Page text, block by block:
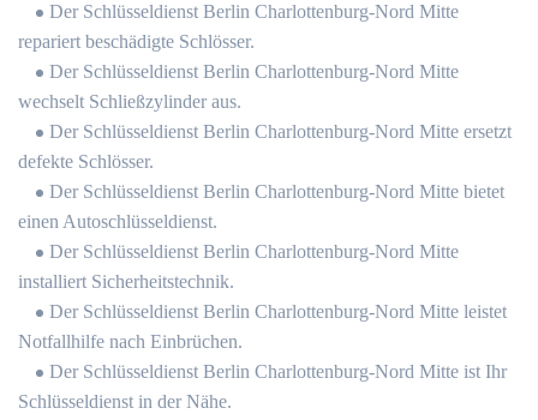
Der Schlüsseldienst Berlin Charlottenburg-Nord Mitte
repariert beschädigte Schlösser.
Der Schlüsseldienst Berlin Charlottenburg-Nord Mitte
wechselt Schließzylinder aus.
Der Schlüsseldienst Berlin Charlottenburg-Nord Mitte ersetzt
defekte Schlösser.
Der Schlüsseldienst Berlin Charlottenburg-Nord Mitte bietet
einen Autoschlüsseldienst.
Der Schlüsseldienst Berlin Charlottenburg-Nord Mitte
installiert Sicherheitstechnik.
Der Schlüsseldienst Berlin Charlottenburg-Nord Mitte leistet
Notfallhilfe nach Einbrüchen.
Der Schlüsseldienst Berlin Charlottenburg-Nord Mitte ist Ihr
Schlüsseldienst in der Nähe.